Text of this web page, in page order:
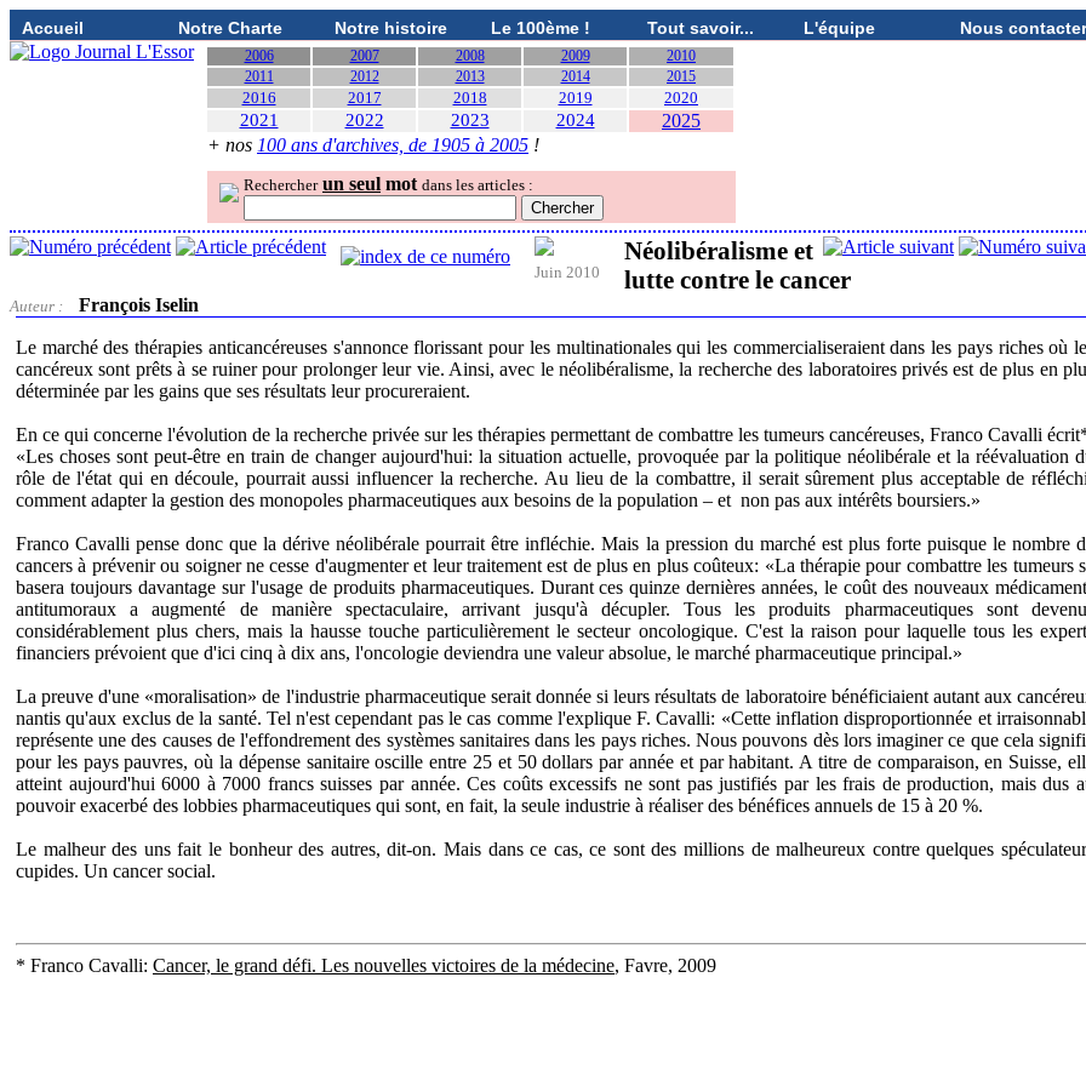
Accueil Notre Charte Notre histoire Le 100ème ! Tout savoir... L'équipe Nous contacter
2006 2007 2008 2009
2010
2011
2012 2013 2014 2015
2016 2017 2018 2019 2020
2021 2022 2023 2024
2025
+ nos 100 ans d'archives, de 1905 à 2005 !
Rechercher un seul mot dans les articles :
Juin 2010
Néolibéralisme et
lutte contre le cancer
Auteur : François Iselin
Le marché des thérapies anticancéreuses s'annonce florissant pour les multinationales qui les commercialiseraient dans les pays riches où
cancéreux sont prêts à se ruiner pour prolonger leur vie. Ainsi, avec le néolibéralisme, la recherche des laboratoires privés est de plus en
déterminée par les gains que ses résultats leur procureraient.
En ce qui concerne l'évolution de la recherche privée sur les thérapies permettant de combattre les tumeurs cancéreuses, Franco Cavalli
«Les choses sont peut-être en train de changer aujourd'hui: la situation actuelle, provoquée par la politique néolibérale et la réévaluation
rôle de l'état qui en découle, pourrait aussi influencer la recherche. Au lieu de la combattre, il serait sûrement plus acceptable de
comment adapter la gestion des monopoles pharmaceutiques aux besoins de la population – et non pas aux intérêts boursiers.»
Franco Cavalli pense donc que la dérive néolibérale pourrait être infléchie. Mais la pression du marché est plus forte puisque le nombre
cancers à prévenir ou soigner ne cesse d'augmenter et leur traitement est de plus en plus coûteux: «La thérapie pour combattre les tumeurs
basera toujours davantage sur l'usage de produits pharmaceutiques. Durant ces quinze dernières années, le coût des nouveaux
antitumoraux a augmenté de manière spectaculaire, arrivant jusqu'à décupler. Tous les produits pharmaceutiques sont
considérablement plus chers, mais la hausse touche particulièrement le secteur oncologique. C'est la raison pour laquelle tous les
financiers prévoient que d'ici cinq à dix ans, l'oncologie deviendra une valeur absolue, le marché pharmaceutique principal.»
La preuve d'une «moralisation» de l'industrie pharmaceutique serait donnée si leurs résultats de laboratoire bénéficiaient autant aux
nantis qu'aux exclus de la santé. Tel n'est cependant pas le cas comme l'explique F. Cavalli: «Cette inflation disproportionnée et
représente une des causes de l'effondrement des systèmes sanitaires dans les pays riches. Nous pouvons dès lors imaginer ce que cela
pour les pays pauvres, où la dépense sanitaire oscille entre 25 et 50 dollars par année et par habitant. A titre de comparaison, en Suisse,
atteint aujourd'hui 6000 à 7000 francs suisses par année. Ces coûts excessifs ne sont pas justifiés par les frais de production, mais dus
pouvoir exacerbé des lobbies pharmaceutiques qui sont, en fait, la seule industrie à réaliser des bénéfices annuels de 15 à 20 %.
Le malheur des uns fait le bonheur des autres, dit-on. Mais dans ce cas, ce sont des millions de malheureux contre quelques
cupides. Un cancer social.
* Franco Cavalli: Cancer, le grand défi. Les nouvelles victoires de la médecine, Favre, 2009